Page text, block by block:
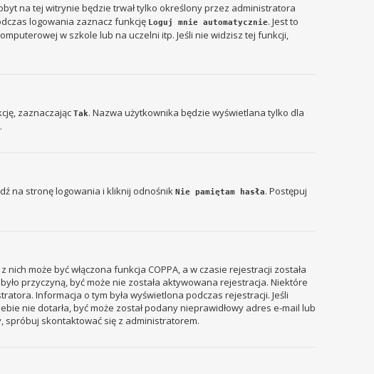
na tej witrynie będzie trwał tylko określony przez administratora
logowania zaznacz funkcję Loguj mnie automatycznie. Jest to
w szkole lub na uczelni itp. Jeśli nie widzisz tej funkcji,
zaznaczając Tak. Nazwa użytkownika będzie wyświetlana tylko dla
na stronę logowania i kliknij odnośnik Nie pamiętam hasła. Postępuj
może być włączona funkcja COPPA, a w czasie rejestracji została
przyczyną, być może nie została aktywowana rejestracja. Niektóre
Informacja o tym była wyświetlona podczas rejestracji. Jeśli
nie dotarła, być może został podany nieprawidłowy adres e-mail lub
spróbuj skontaktować się z administratorem.